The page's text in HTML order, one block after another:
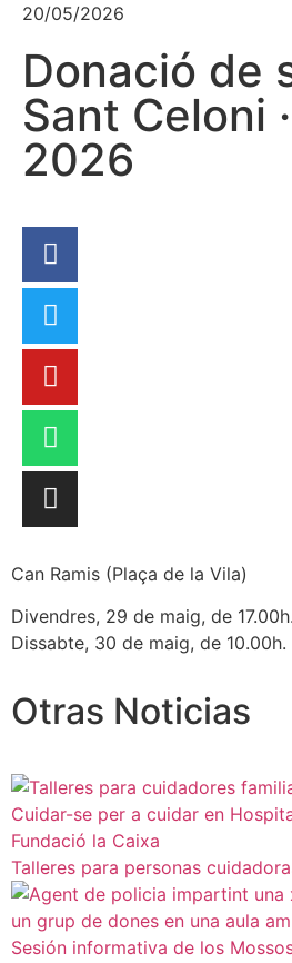
20/05/2026
Donació de
Sant Celoni
2026
Can Ramis (Plaça de la Vila)
Divendres, 29 de maig, de
Dissabte, 30 de maig, de 10.00h.
Otras Noticias
Talleres para personas
Sesión informativa de los